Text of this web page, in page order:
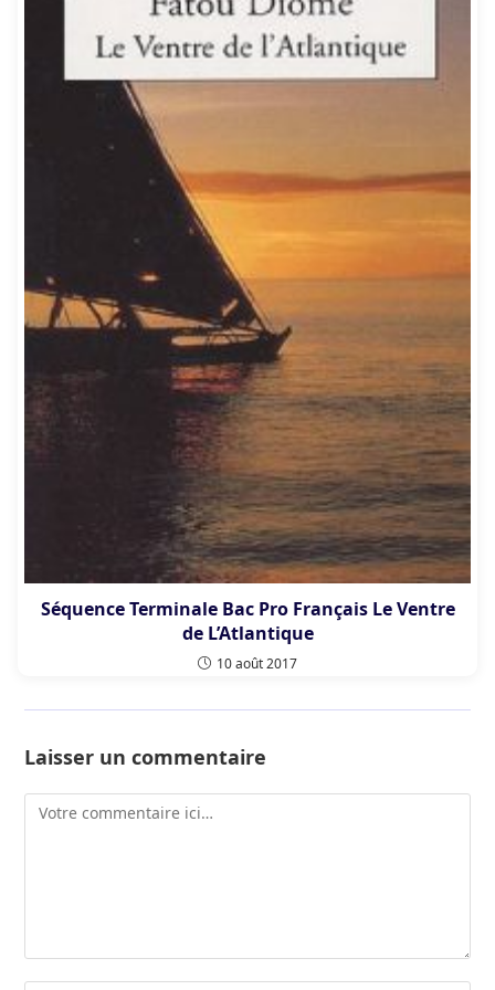
Séquence Terminale Bac Pro Français Le Ventre
de L’Atlantique
10 août 2017
Laisser un commentaire
Comment